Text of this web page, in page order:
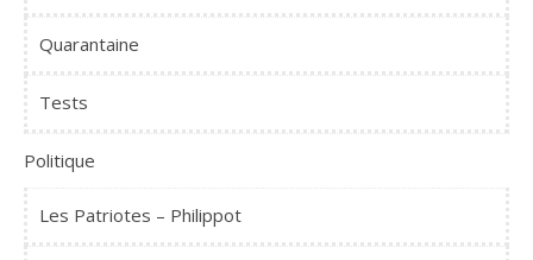
Quarantaine
Tests
Politique
Les Patriotes – Philippot